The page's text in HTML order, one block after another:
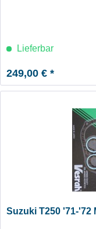
Lieferbar
249,00 € *
Suzuki T250 '71-'72